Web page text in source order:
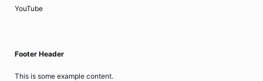
YouTube
Footer Header
This is some example content.